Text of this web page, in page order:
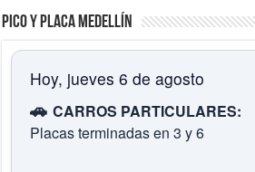
Pico y placa Medellín
Hoy, jueves 6 de agosto
🚗 CARROS PARTICULARES:
Placas terminadas en 3 y 6